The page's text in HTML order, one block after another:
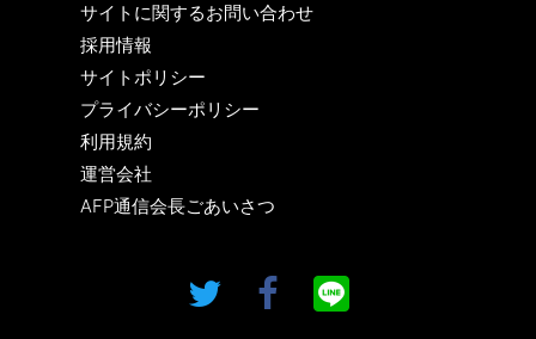
サイトに関するお問い合わせ
採用情報
サイトポリシー
プライバシーポリシー
利用規約
運営会社
AFP通信会長ごあいさつ